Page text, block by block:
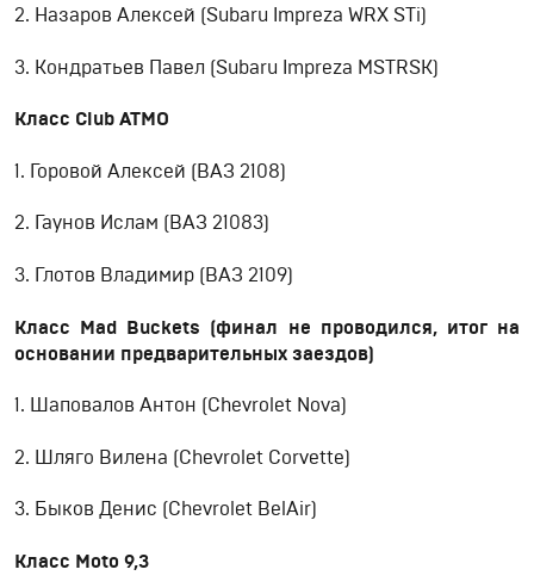
2. Назаров Алексей (Subaru Impreza WRX STi)
3. Кондратьев Павел (Subaru Impreza MSTRSK)
Класс Club ATMO
1. Горовой Алексей (ВАЗ 2108)
2. Гаунов Ислам (ВАЗ 21083)
3. Глотов Владимир (ВАЗ 2109)
Класс Mad Buckets (финал не проводился, итог на
основании предварительных заездов)
1. Шаповалов Антон (Chevrolet Nova)
2. Шляго Вилена (Chevrolet Corvette)
3. Быков Денис (Chevrolet BelAir)
Класс Moto 9,3